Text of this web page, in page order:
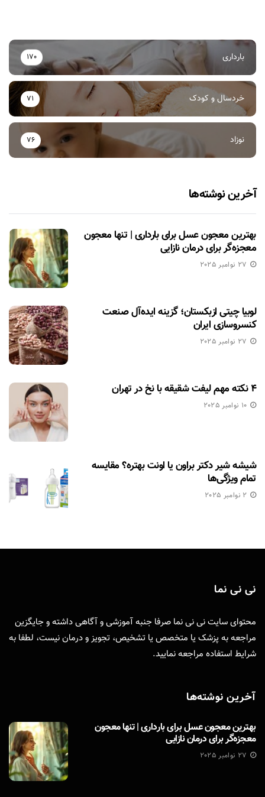
بارداری 170
خردسال و کودک 71
نوزاد 76
آخرین نوشته‌ها
بهترین معجون عسل برای بارداری | تنها معجون
معجزه‌گر برای درمان نازایی
27 نوامبر 2025
لوبیا چیتی ازبکستان؛ گزینه ایده‌آل صنعت
کنسروسازی ایران
27 نوامبر 2025
۴ نکته مهم لیفت شقیقه با نخ در تهران
10 نوامبر 2025
شیشه شیر دکتر براون یا اونت بهتره؟ مقایسه
تمام ویژگی‌ها
2 نوامبر 2025
نی نی نما
محتوای سایت نی نی نما صرفا جنبه آموزشی و آگاهی داشته و جایگزین
مراجعه به پزشک یا متخصص یا تشخیص، تجویز و درمان نیست، لطفا به
شرایط استفاده مراجعه نمایید.
آخرین نوشته‌ها
بهترین معجون عسل برای بارداری | تنها معجون
معجزه‌گر برای درمان نازایی
27 نوامبر 2025